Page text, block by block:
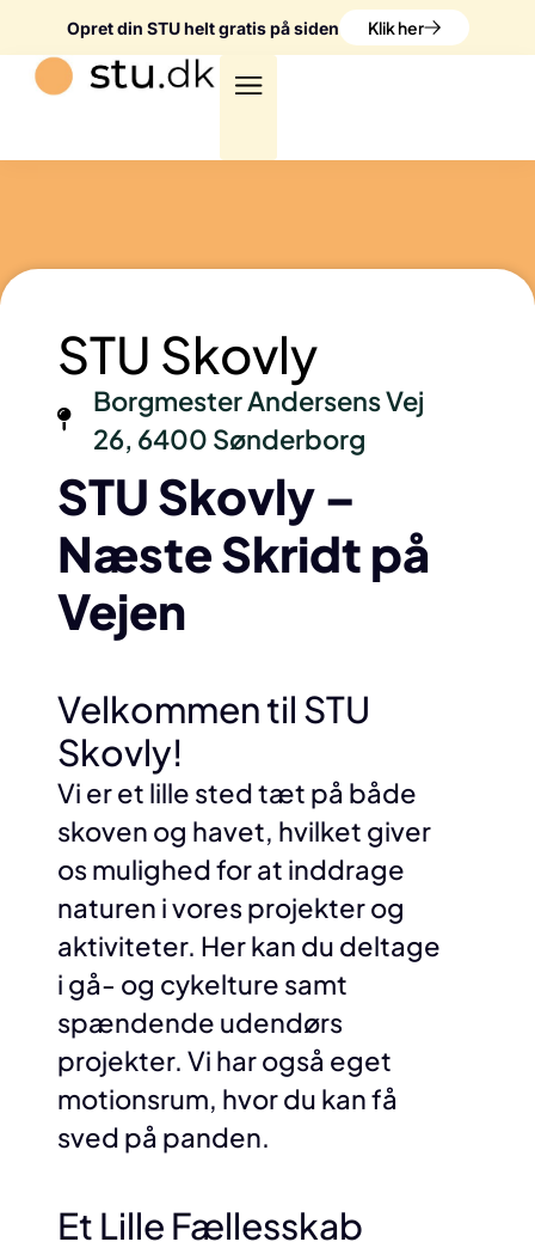
Opret din STU helt gratis på siden Klik her
STU Skovly
Borgmester Andersens Vej
26, 6400 Sønderborg
STU Skovly –
Næste Skridt på
Vejen
Velkommen til STU
Skovly!
Vi er et lille sted tæt på både
skoven og havet, hvilket giver
os mulighed for at inddrage
naturen i vores projekter og
aktiviteter. Her kan du deltage
i gå- og cykelture samt
spændende udendørs
projekter. Vi har også eget
motionsrum, hvor du kan få
sved på panden.
Et Lille Fællesskab